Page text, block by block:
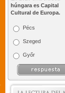
húngara es Capital
Cultural de Europa.
Pécs
Szeged
Győr